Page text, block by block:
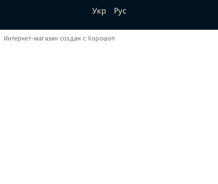
Укр Рус
Интернет-магазин создан с Хорошоп